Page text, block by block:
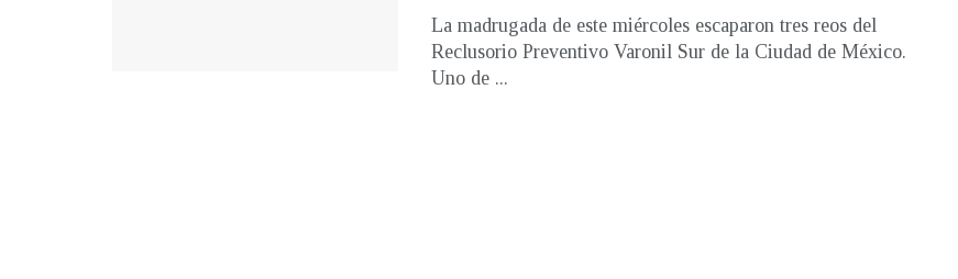
La madrugada de este miércoles escaparon tres reos del
Reclusorio Preventivo Varonil Sur de la Ciudad de México.
Uno de ...